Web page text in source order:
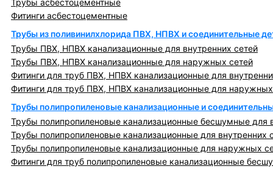
Трубы асбестоцементные
Фитинги асбестоцементные
Трубы из поливинилхлорида ПВХ, НПВХ и соединительные
Трубы ПВХ, НПВХ канализационные для внутренних сетей
Трубы ПВХ, НПВХ канализационные для наружных сетей
Фитинги для труб ПВХ, НПВХ канализационные для
Фитинги для труб ПВХ, НПВХ канализационные для
Трубы полипропиленовые канализационные и
Трубы полипропиленовые канализационные бесшумные для
Трубы полипропиленовые канализационные для внутренних
Трубы полипропиленовые канализационные для наружных
Фитинги для труб полипропиленовые канализационные